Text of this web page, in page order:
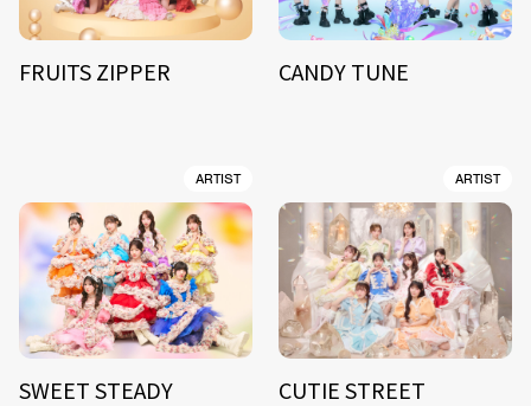
FRUITS ZIPPER CANDY TUNE
ARTIST
SWEET STEADY
ARTIST
CUTIE STREET